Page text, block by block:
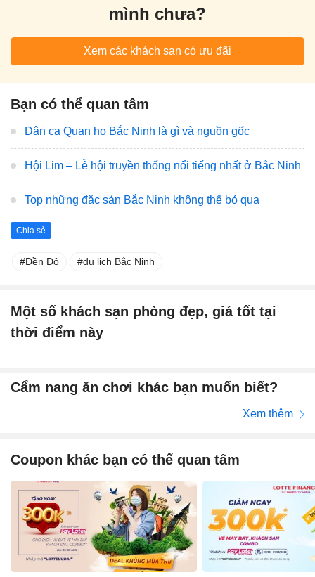
mình chưa?
Xem các khách sạn có ưu đãi
Bạn có thể quan tâm
Dân ca Quan họ Bắc Ninh là gì và nguồn gốc
Hội Lim – Lễ hội truyền thống nổi tiếng nhất ở Bắc Ninh
Top những đặc sản Bắc Ninh không thể bỏ qua
Chia sẻ
Đền Đô du lịch Bắc Ninh
Một số khách sạn phòng đẹp, giá tốt tại
thời điểm này
Cẩm nang ăn chơi khác bạn muốn biết?
Xem thêm
Coupon khác bạn có thể quan tâm